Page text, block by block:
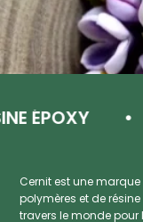
Cernit est une
polymères et de
travers le monde pour